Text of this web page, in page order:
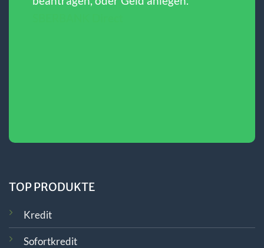
TOP PRODUKTE
Kredit
Sofortkredit